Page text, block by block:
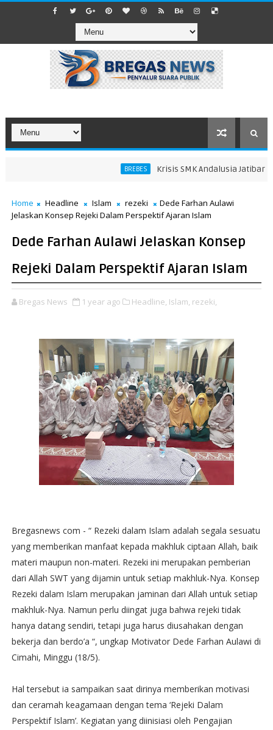
BREBES Krisis SMK Andalusia Jatibarang
Home Headline Islam rezeki
Dede Farhan Aulawi
Jelaskan Konsep Rejeki Dalam Perspektif Ajaran Islam
Dede Farhan Aulawi Jelaskan Konsep
Rejeki Dalam Perspektif Ajaran Islam
Bregas News 1 year ago Headline, Islam, rezeki,
Bregasnews com - “ Rezeki dalam Islam adalah segala sesuatu
yang memberikan manfaat kepada makhluk ciptaan Allah, baik
materi maupun non-materi. Rezeki ini merupakan pemberian
dari Allah SWT yang dijamin untuk setiap makhluk-Nya. Konsep
Rezeki dalam Islam merupakan jaminan dari Allah untuk setiap
makhluk-Nya. Namun perlu diingat juga bahwa rejeki tidak
hanya datang sendiri, tetapi juga harus diusahakan dengan
bekerja dan berdo’a “, ungkap Motivator Dede Farhan Aulawi di
Cimahi, Minggu (18/5).
Hal tersebut ia sampaikan saat dirinya memberikan motivasi
dan ceramah keagamaan dengan tema ‘Rejeki Dalam
Perspektif Islam’. Kegiatan yang diinisiasi oleh Pengajian